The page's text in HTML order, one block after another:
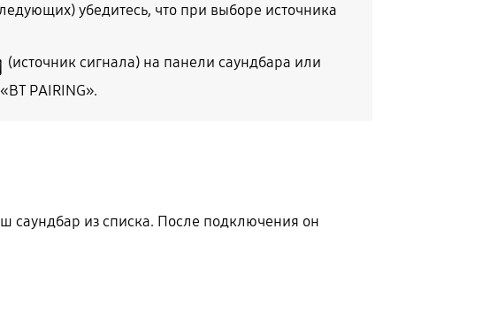
убедитесь, что при выборе источника
(источник сигнала) на панели саундбара или
PAIRING».
саундбар из списка. После подключения он